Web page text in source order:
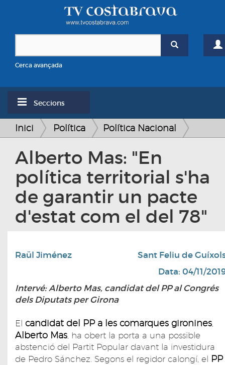
Cerca avançada
Seccions
Inici Política Política Nacional
Alberto Mas: "En
política territorial s'ha
de garantir un pacte
d'estat com el del 78"
Raül Jiménez
Sant Feliu de
Data: 04/11/
Intervé: Alberto Mas, candidat del PP al Congrés
dels Diputats per Girona
El candidat del PP a les comarques gironines,
Alberto Mas, ha obert la porta a una possible
abstenció del Partit Popular davant la investidura
de Pedro Sánchez. Segons el regidor calongí, el PP